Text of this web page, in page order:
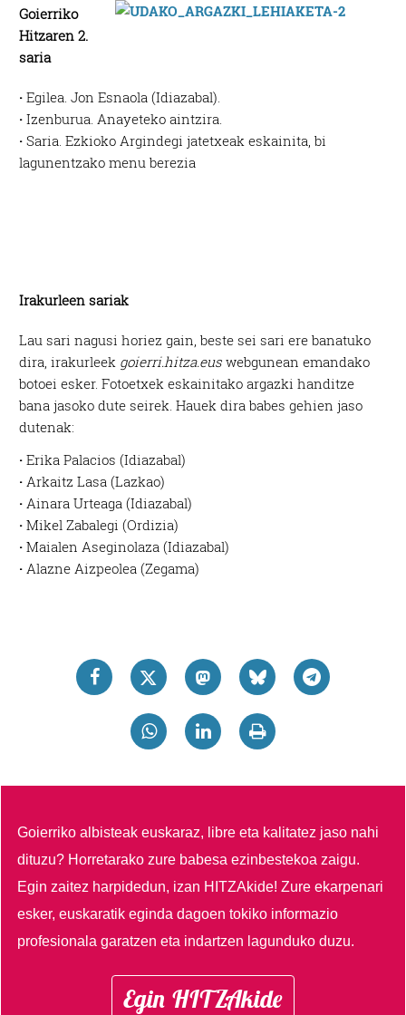
Goierriko
Hitzaren 2.
saria
· Egilea. Jon Esnaola (Idiazabal).
· Izenburua. Anayeteko aintzira.
· Saria. Ezkioko Argindegi jatetxeak eskainita, bi
lagunentzako menu berezia
Irakurleen sariak
Lau sari nagusi horiez gain, beste sei sari ere banatuko
dira, irakurleek goierri.hitza.eus webgunean emandako
botoei esker. Fotoetxek eskainitako argazki handitze
bana jasoko dute seirek. Hauek dira babes gehien jaso
dutenak:
· Erika Palacios (Idiazabal)
· Arkaitz Lasa (Lazkao)
· Ainara Urteaga (Idiazabal)
· Mikel Zabalegi (Ordizia)
· Maialen Aseginolaza (Idiazabal)
· Alazne Aizpeolea (Zegama)
Goierriko albisteak euskaraz, libre eta kalitatez jaso nahi
dituzu? Horretarako zure babesa ezinbestekoa zaigu.
Egin zaitez harpidedun, izan HITZAkide!Zure ekarpenari
esker, euskaratik eginda dagoen tokiko informazio
profesionala garatzen eta indartzen lagunduko duzu.
Egin HITZAkide